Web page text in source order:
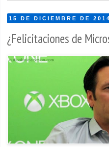
15 DE DICIEMBRE DE 2014
¿Felicitaciones de